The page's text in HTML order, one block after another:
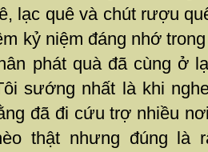
lạc quê và chút rượu
kỷ niệm đáng nhớ
phát quà đã cùng ở
sướng nhất là khi
đã đi cứu trợ nhiều
thật nhưng đúng là